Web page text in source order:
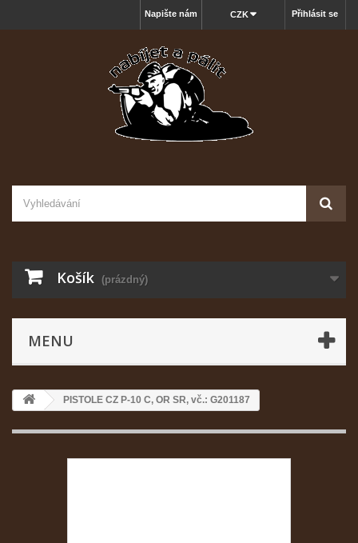
Přihlásit se
CZK
Napište nám
Košík (prázdný)
MENU
PISTOLE CZ P-10 C, OR SR, vč.: G201187